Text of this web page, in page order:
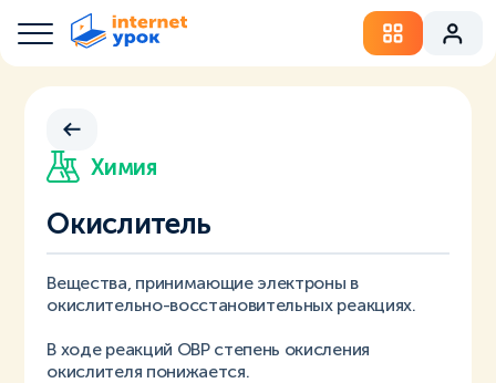
Химия
Окислитель
Вещества, принимающие электроны в
окислительно-восстановительных реакциях.
В ходе реакций ОВР степень окисления
окислителя понижается.